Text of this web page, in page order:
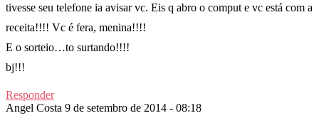
tivesse seu telefone ia avisar vc. Eis q abro o comput e vc está com a
receita!!!! Vc é fera, menina!!!!
E o sorteio…to surtando!!!!
bj!!!
Responder
Angel Costa 9 de setembro de 2014 - 08:18